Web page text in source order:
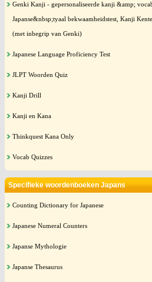
Genki Kanji - gepersonaliseerde kanji &amp;
Japanse&nbsp;tyaal bekwaamheidstest, Kanji
(met inbegrip van Genki)
Japanese Language Proficiency Test
JLPT Woorden Quiz
Kanji Drill
Kanji en Kana
Thinkquest Kana Only
Vocab Quizzes
Specifieke woordenboeken Japans
Counting Dictionary for Japanese
Japanese Numeral Counters
Japanse Mythologie
Japanse Thesaurus